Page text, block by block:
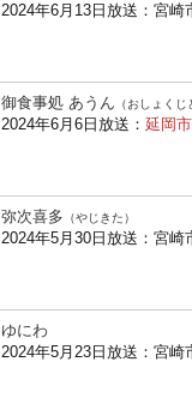
2024年6月13日放送：宮崎
御食事処 あうん （おしょくじ
2024年6月6日放送： 延岡市
弥次喜多 （やじきた）
2024年5月30日放送：宮崎
ゆにわ
2024年5月23日放送：宮崎